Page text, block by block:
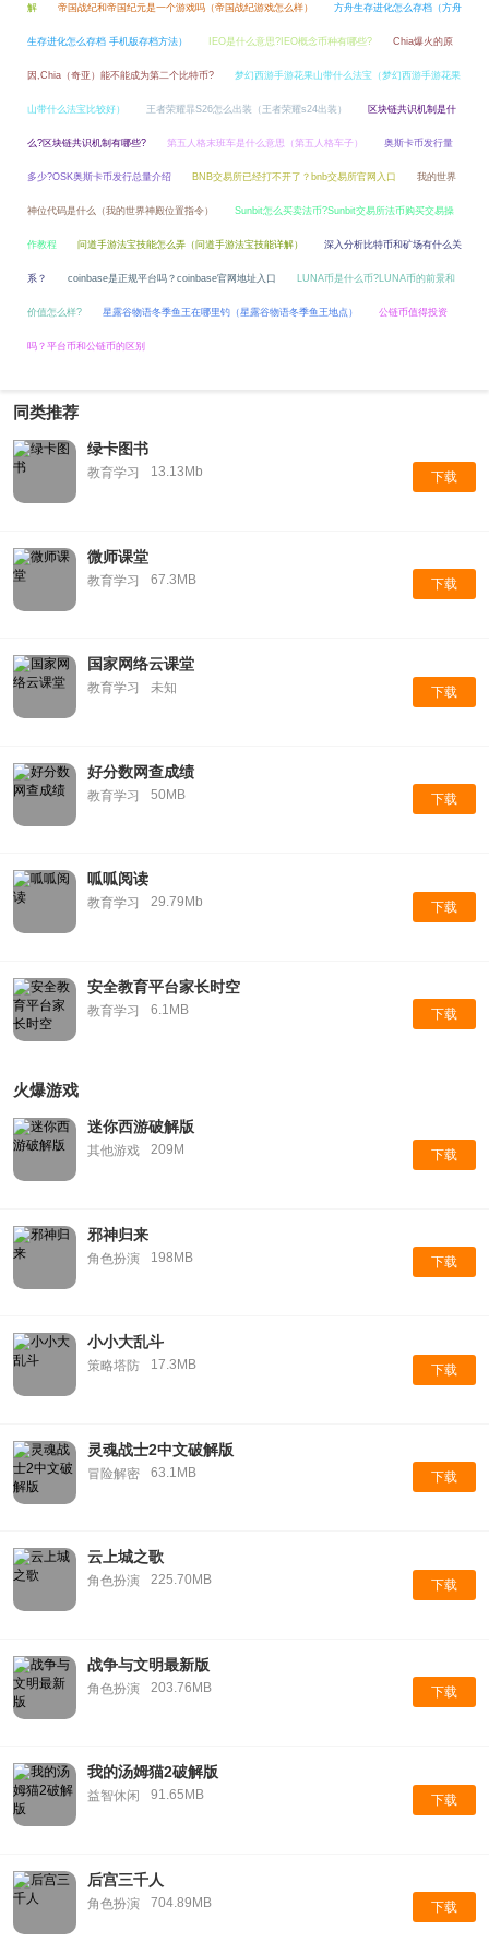
解 帝国战纪和帝国纪元是一个游戏吗（帝国战纪游戏怎么样） 方舟生存进化怎么存档（方舟
生存进化怎么存档 手机版存档方法） IEO是什么意思?IEO概念币种有哪些? Chia爆火的原
因,Chia（奇亚）能不能成为第二个比特币? 梦幻西游手游花果山带什么法宝（梦幻西游手游花果
山带什么法宝比较好） 王者荣耀暃S26怎么出装（王者荣耀s24出装） 区块链共识机制是什
么?区块链共识机制有哪些? 第五人格末班车是什么意思（第五人格车子） 奥斯卡币发行量
多少?OSK奥斯卡币发行总量介绍 BNB交易所已经打不开了？bnb交易所官网入口 我的世界
神位代码是什么（我的世界神殿位置指令） Sunbit怎么买卖法币?Sunbit交易所法币购买交易操
作教程 问道手游法宝技能怎么弄（问道手游法宝技能详解） 深入分析比特币和矿场有什么关
系？ coinbase是正规平台吗？coinbase官网地址入口 LUNA币是什么币?LUNA币的前景和
价值怎么样? 星露谷物语冬季鱼王在哪里钓（星露谷物语冬季鱼王地点） 公链币值得投资
吗？平台币和公链币的区别
同类推荐
绿卡图书
教育学习 13.13Mb 下载
微师课堂
教育学习 67.3MB 下载
国家网络云课堂
教育学习 未知 下载
好分数网查成绩
教育学习 50MB 下载
呱呱阅读
教育学习 29.79Mb 下载
安全教育平台家长时空
教育学习 6.1MB 下载
火爆游戏
迷你西游破解版
其他游戏 209M 下载
邪神归来
角色扮演 198MB 下载
小小大乱斗
策略塔防 17.3MB 下载
灵魂战士2中文破解版
冒险解密 63.1MB 下载
云上城之歌
角色扮演 225.70MB 下载
战争与文明最新版
角色扮演 203.76MB 下载
我的汤姆猫2破解版
益智休闲 91.65MB 下载
后宫三千人
角色扮演 704.89MB 下载